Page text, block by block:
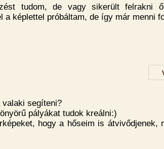
tudom, de vagy sikerült felrakni
a képlettel próbáltam, de így már menni
valaki segíteni?
pályákat tudok kreálni:)
hogy a hőseim is átvivődjenek,